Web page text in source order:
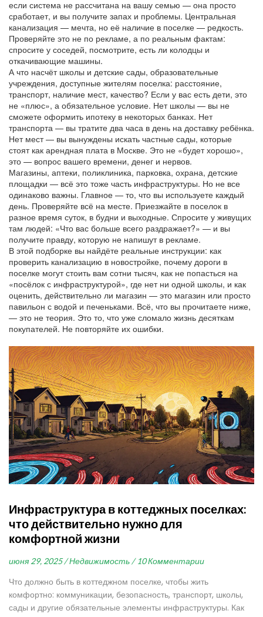
если система не рассчитана на вашу семью — она просто
сработает, и вы получите запах и проблемы. Центральная
канализация — мечта, но её наличие в поселке — редкость.
Проверяйте это не по рекламе, а по реальным фактам:
спросите у соседей, посмотрите, есть ли колодцы и
откачивающие машины.
А что насчёт школы и детские сады, образовательные
учреждения, доступные жителям поселка: расстояние,
транспорт, наличие мест, качество? Если у вас есть дети, это
не «плюс», а обязательное условие. Нет школы — вы не
сможете оформить ипотеку в некоторых банках. Нет
транспорта — вы тратите два часа в день на доставку ребёнка.
Нет мест — вы вынуждены искать частные сады, которые
стоят как арендная плата в Москве. Это не «будет хорошо»,
это — вопрос вашего времени, денег и нервов.
Магазины, аптеки, поликлиника, парковка, охрана, детские
площадки — всё это тоже часть инфраструктуры. Но не все
одинаково важны. Главное — то, что вы используете каждый
день. Проверяйте всё на месте. Приезжайте в поселок в
разное время суток, в будни и выходные. Спросите у живущих
там людей: «Что вас больше всего раздражает?» — и вы
получите правду, которую не напишут в рекламе.
В этой подборке вы найдёте реальные инструкции: как
проверить канализацию в новостройке, почему дороги в
поселке могут стоить вам сотни тысяч, как не попасться на
«посёлок с инфраструктурой», где нет ни одной школы, и как
оценить, действительно ли магазин — это магазин или просто
павильон с водой и печеньками. Всё, что вы прочитаете ниже,
— это не теория. Это то, что уже сломало жизнь десяткам
покупателей. Не повторяйте их ошибки.
Инфраструктура в коттеджных поселках:
что действительно нужно для
комфортной жизни
июня 29, 2025 / Недвижимость / 10 Комментарии
Что должно быть в коттеджном поселке, чтобы жить
комфортно: коммуникации, безопасность, транспорт, школы,
сады и другие обязательные элементы инфраструктуры. Как